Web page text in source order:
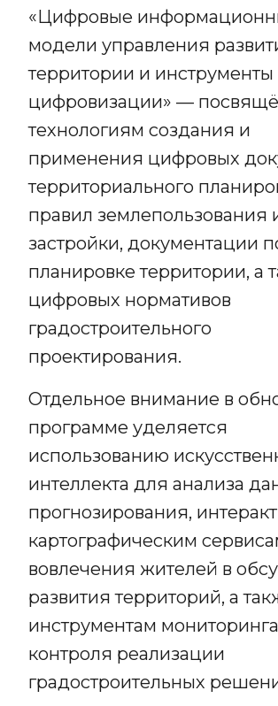
«Цифровые
модели управления
территории и инструменты
цифровизации» —
технологиям создания и
применения цифровых
территориального
правил землепользования
застройки, документации
планировке территории, а
цифровых нормативов
градостроительного
проектирования.
Отдельное внимание в
программе уделяется
использованию
интеллекта для анализа
прогнозирования,
картографическим
вовлечения жителей в
развития территорий, а
инструментам
контроля реализации
градостроительных